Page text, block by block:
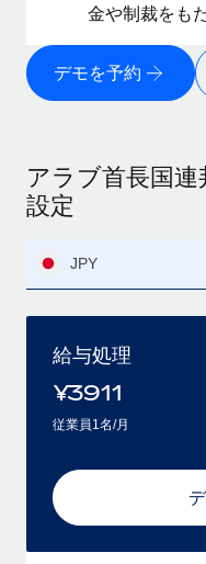
金や制裁をも
デモを予約
アラブ首長国
設定
JPY
給与処理
¥3911
従業員1名/月